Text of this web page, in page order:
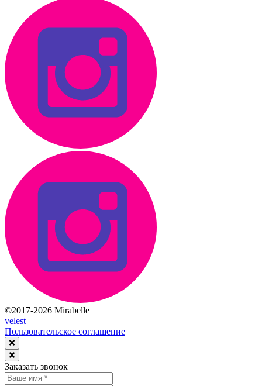
©2017-2026 Mirabelle
velest
Пользовательское соглашение
Заказать звонок